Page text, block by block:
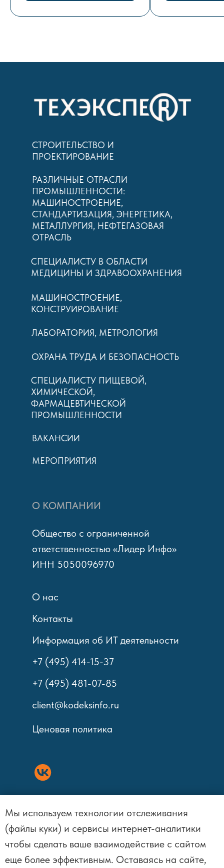
Мы используем технологии отслеживания
(файлы куки) и сервисы интернет-аналитики
чтобы сделать ваше взаимодействие с сайтом
еще более эффективным. Оставаясь на сайте,
СТРОИТЕЛЬСТВО И
ПРОЕКТИРОВАНИЕ
РАЗЛИЧНЫЕ ОТРАСЛИ
ПРОМЫШЛЕННОСТИ:
МАШИНОСТРОЕНИЕ,
СТАНДАРТИЗАЦИЯ, ЭНЕРГЕТИКА,
МЕТАЛЛУРГИЯ, НЕФТЕГАЗОВАЯ
ОТРАСЛЬ
СПЕЦИАЛИСТУ В ОБЛАСТИ
МЕДИЦИНЫ И ЗДРАВООХРАНЕНИЯ
МАШИНОСТРОЕНИЕ,
КОНСТРУИРОВАНИЕ
ЛАБОРАТОРИЯ, МЕТРОЛОГИЯ
ОХРАНА ТРУДА И БЕЗОПАСНОСТЬ
СПЕЦИАЛИСТУ ПИЩЕВОЙ,
ХИМИЧЕСКОЙ,
ФАРМАЦЕВТИЧЕСКОЙ
ПРОМЫШЛЕННОСТИ
Политика обработки персональных
данных
ВАКАНСИИ
МЕРОПРИЯТИЯ
+7 (495) 414-15-37
+7 (495) 481-07-85
client@kodeksinfo.ru
Информация об ИТ деятельности
Ценовая политика
Контакты
О нас
О КОМПАНИИ
Общество с ограниченной
ответственностью «Лидер Инфо»
ИНН 5050096970